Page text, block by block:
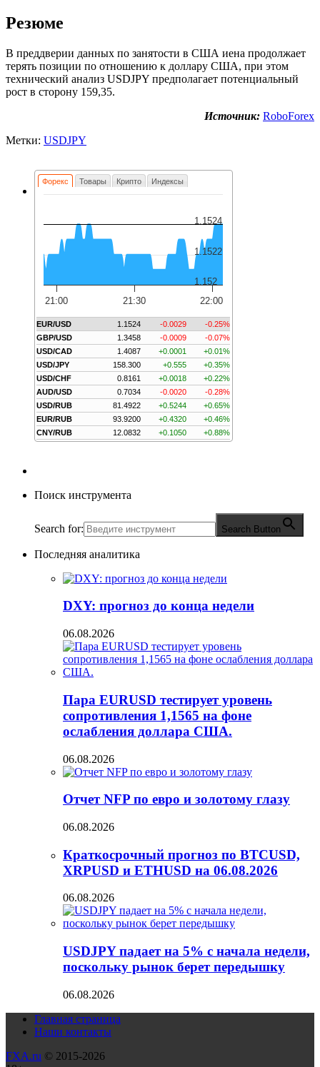
Резюме
В преддверии данных по занятости в США иена продолжает
терять позиции по отношению к доллару США, при этом
технический анализ USDJPY предполагает потенциальный
рост в сторону 159,35.
Источник: RoboForex
Метки: USDJPY
Форекс Товары Крипто Индексы
21:00 21:30 22:00
1.152
1.1522
1.1524
EUR/USD 1.1524 -0.0029
-0.25%
GBP/USD
1.3458 -0.0009
-0.07%
USD/CAD
1.4087 +0.0001
+0.01%
USD/JPY
158.300 +0.555
+0.35%
USD/CHF
0.8161 +0.0018
+0.22%
AUD/USD
0.7034 -0.0020
-0.28%
USD/RUB
81.4922 +0.5244
+0.65%
EUR/RUB
93.9200 +0.4320
+0.46%
CNY/RUB
12.0832 +0.1050 +0.88%
Поиск инструмента
Search for: Search Button
Последняя аналитика
DXY: прогноз до конца недели
06.08.2026
Пара EURUSD тестирует уровень
сопротивления 1,1565 на фоне
ослабления доллара США.
06.08.2026
Отчет NFP по евро и золотому глазу
06.08.2026
Краткосрочный прогноз по BTCUSD,
XRPUSD и ETHUSD на 06.08.2026
06.08.2026
USDJPY падает на 5% с начала недели,
поскольку рынок берет передышку
06.08.2026
Главная страница
Наши контакты
FXA.ru © 2015-2026